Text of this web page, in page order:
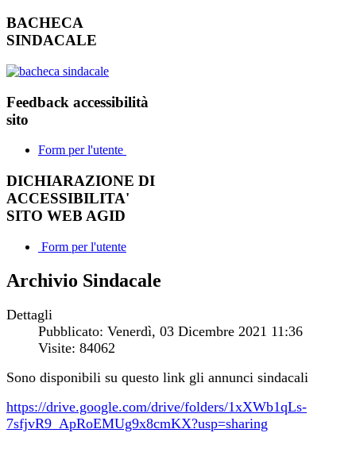
BACHECA
SINDACALE
Feedback accessibilità
sito
Form per l'utente
DICHIARAZIONE DI
ACCESSIBILITA'
SITO WEB AGID
Form per l'utente
Archivio Sindacale
Dettagli
Pubblicato: Venerdì, 03 Dicembre 2021 11:36
Visite: 84062
Sono disponibili su questo link gli annunci sindacali
https://drive.google.com/drive/folders/1xXWb1qLs-
7sfjvR9_ApRoEMUg9x8cmKX?usp=sharing